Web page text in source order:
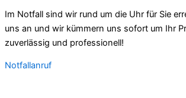
Im Notfall sind wir rund um die Uhr für Sie
uns an und wir kümmern uns sofort um Ihr
zuverlässig und professionell!
Notfallanruf